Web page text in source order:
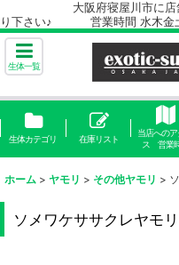
大阪府寝屋川市に店舗を
り下さい♪ 営業時間 水木金
生体一覧
生体カテゴリ 在庫リスト
当店への
ス 営業
ホーム > ヤモリ > その他ヤモリ >
ソメワケササクレヤモ